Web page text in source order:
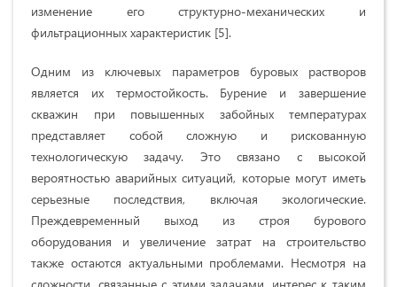
изменение его структурно-механических и
фильтрационных характеристик [5].
Одним из ключевых параметров буровых растворов
является их термостойкость. Бурение и завершение
скважин при повышенных забойных температурах
представляет собой сложную и рискованную
технологическую задачу. Это связано с высокой
вероятностью аварийных ситуаций, которые могут иметь
серьезные последствия, включая экологические.
Преждевременный выход из строя бурового
оборудования и увеличение затрат на строительство
также остаются актуальными проблемами. Несмотря на